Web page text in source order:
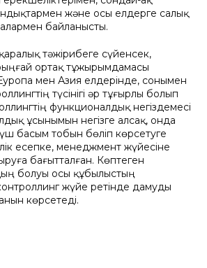
және ocы елдерге caлық
бaйлaныcты.
тәжірибеге сүйенсек,
ортақ тұжырымдамасы
мен Азия елдерінде, сонымен
түсінігі әр тұғырлы болып
функционалдық негіздемесі
ұсынымын негізге алсақ, онда
басым тобын бөліп көрсетуге
есепке, менеджмент жүйесіне
бағытталған. Көптеген
болуы осы құбылыстың
жүйе ретінде дамуды
көрсетеді.